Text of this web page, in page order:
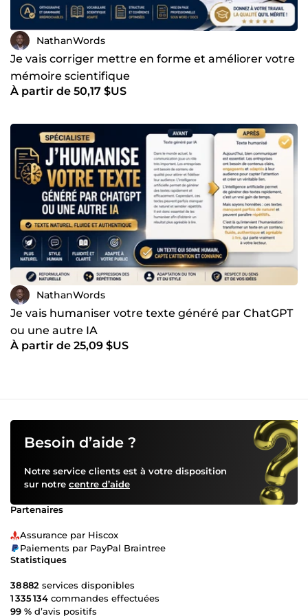
NathanWords
Je vais corriger mettre en forme et améliorer votre
mémoire scientifique
À partir de 50,17 $US
NathanWords
Je vais humaniser votre texte généré par ChatGPT
ou une autre IA
À partir de 25,09 $US
Besoin d’aide ?
Notre service clients est à votre disposition
sur notre centre d’aide
Partenaires
Assurance par Hiscox
Paiements par PayPal Braintree
Statistiques
38 882 services disponibles
1 335 134 commandes effectuées
99 % d’avis positifs